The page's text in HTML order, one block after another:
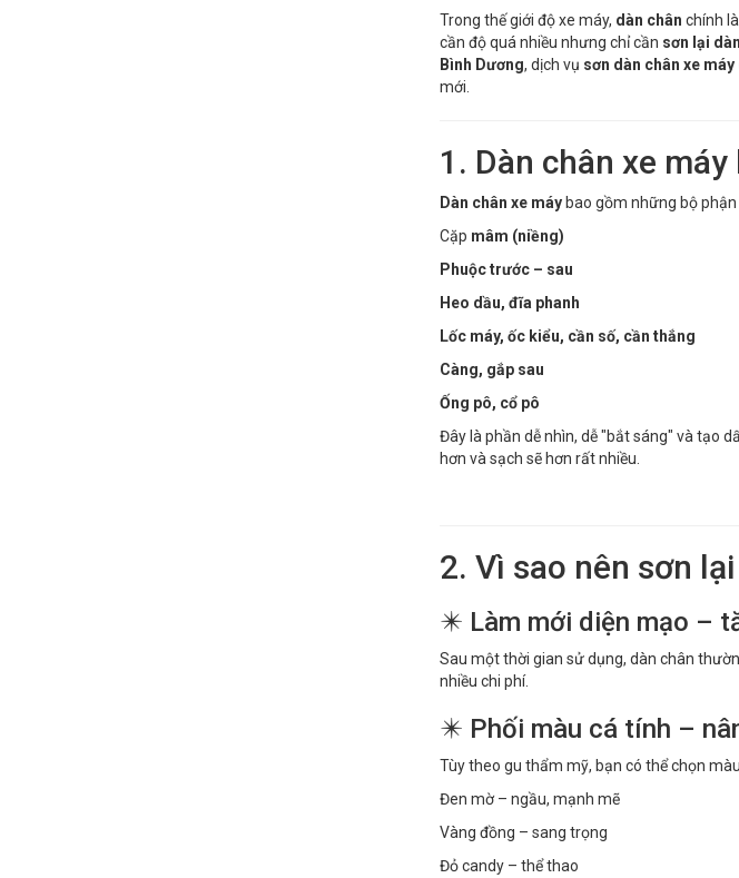
Trong thế giới độ xe máy, dàn chân chính
cần độ quá nhiều nhưng chỉ cần sơn lại
Bình Dương, dịch vụ sơn dàn chân xe
mới.
1. Dàn chân xe máy
Dàn chân xe máybao gồm những bộ phận
Cặp mâm (niềng)
Phuộc trước – sau
Heo dầu, đĩa phanh
Lốc máy, ốc kiểu, cần số, cần thắng
Càng, gắp sau
Ống pô, cổ pô
Đây là phần dễ nhìn, dễ "bắt sáng" và tạo
hơn và sạch sẽ hơn rất nhiều.
2. Vì sao nên sơn
✴️ Làm mới diện mạo –
Sau một thời gian sử dụng, dàn chân
nhiều chi phí.
✴️ Phối màu cá tính –
Tùy theo gu thẩm mỹ, bạn có thể chọn
Đen mờ – ngầu, mạnh mẽ
Vàng đồng – sang trọng
Đỏ candy – thể thao